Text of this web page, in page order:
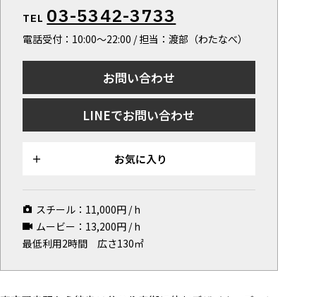
LOCATION
カフェやオフィスなどロケシーンも
SIZE&PRICE
ALL FILTER
すべての選択肢からスタジオを探す
SIZE&PRICE
すべての選択肢からスタジオを探す
スタジオ一覧
[R]studioについて
TEL 03-5342-3733
電話受付：10:00〜22:00 / 担当：渡部（わたなべ）
お問い合わせ
LINEでお問い合わせ
お気に入り
スチール： 11,000円 / h
ムービー： 13,200円 / h
最低利用2時間
広さ130㎡